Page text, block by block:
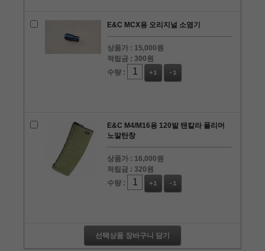
E&C MCX용 오리지널 소염기
상품가 : 15,000원
적립금 :300원
수량 :
+1 -1
E&C M4/M16용 120발 탠칼라 폴리머
노말탄창
상품가 : 16,000원
적립금 :320원
수량 :
+1 -1
선택상품 장바구니 담기